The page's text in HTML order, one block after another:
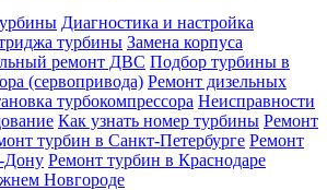
Диагностика и настройка
турбины Замена корпуса
ремонт ДВС Подбор турбины в
(сервопривода) Ремонт дизельных
турбокомпрессора Неисправности
Как узнать номер турбины Ремонт
турбин в Санкт-Петербурге Ремонт
Дону Ремонт турбин в Краснодаре
Новгороде